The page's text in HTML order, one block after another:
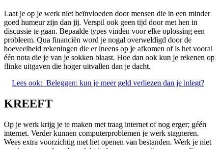
Laat je op je werk niet beïnvloeden door mensen die in een minder
goed humeur zijn dan jij. Verspil ook geen tijd door met hen in
discussie te gaan. Bepaalde types vinden voor elke oplossing een
probleem. Qua financiën word je nogal overweldigd door de
hoeveelheid rekeningen die er ineens op je afkomen of is het vooral
één nota die je van je sokken blaast. Hoe dan ook kun je rekenen op
flinke uitgaven die hoger uitvallen dan je dacht.
Lees ook: Beleggen: kun je meer geld verliezen dan je inlegt?
KREEFT
Op je werk krijg je te maken met traag internet of nog erger; géén
internet. Verder kunnen computerproblemen je werk stagneren.
Wees extra voorzichtig met het openen van bestanden. Werk je niet